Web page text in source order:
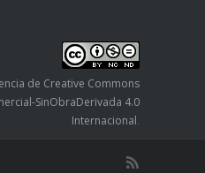
de Creative Commons
SinObraDerivada 4.0
Internacional